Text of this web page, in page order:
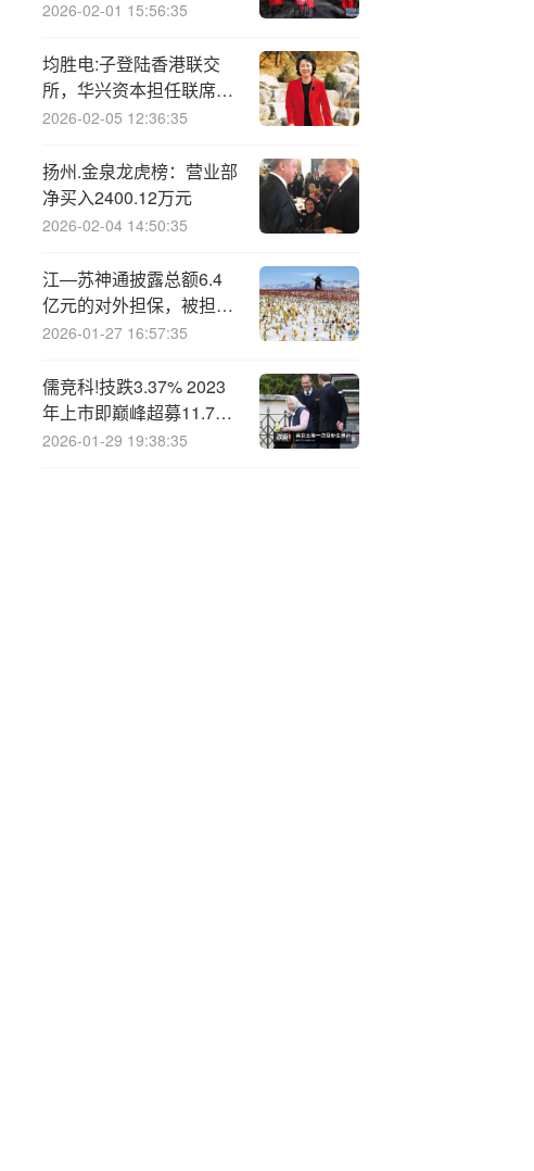
2026-02-01 15:56:35
均胜电:子登陆香港联交
所，华兴资本担任联席账
簿管理人
2026-02-05 12:36:35
扬州.金泉龙虎榜：营业部
净买入2400.12万元
2026-02-04 14:50:35
江—苏神通披露总额6.4
亿元的对外担保，被担保
方为江苏神通核能装备有
2026-01-27 16:57:35
儒竞科!技跌3.37% 2023
年上市即巅峰超募11.7亿
元
2026-01-29 19:38:35